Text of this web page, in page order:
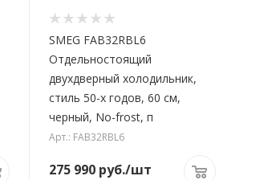
SMEG FAB32RBL6
Отдельностоящий
двухдверный холодильник,
стиль 50-х годов, 60 см,
черный, No-frost, п
Арт.: FAB32RBL6
275 990 руб./шт